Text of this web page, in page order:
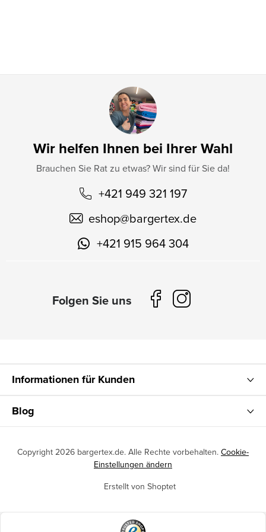
Wir helfen Ihnen bei Ihrer Wahl
Brauchen Sie Rat zu etwas? Wir sind für Sie da!
+421 949 321 197
eshop@bargertex.de
+421 915 964 304
Informationen für Kunden
Blog
Erstellt von Shoptet
Copyright 2026 bargertex.de. Alle Rechte vorbehalten. Cookie-
Einstellungen ändern